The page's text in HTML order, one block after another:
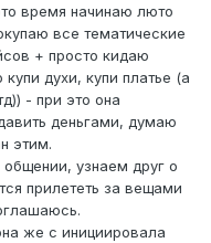
время начинаю люто
все тематические
+ просто кидаю
купи духи, купи платье (а
- при это она
деньгами, думаю
этим.
узнаем друг о
прилететь за вещами
же с инициировала